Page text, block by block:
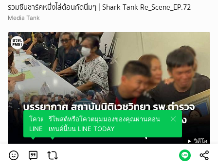
รวมซีนชาร์คหนึ่งไล่ต้อนกัดนิ่มๆ | Shark Tank Re_Scene_EP.72
Media Tank
วิดีโอ
เศร้า! ญาติทยอยรับศพผู้เสียชีวิต จากเหตุรุนแรงในโรงเรียน เทพศิรินทร์
โควตมุมมองของคุณผ่านคอนเทนต์นี้บน
LINE TODAY
รีโพสต์หรือโควตมุมมองของคุณผ่านคอน
เทนต์นี้บน LINE TODAY